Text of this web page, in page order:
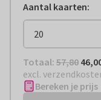
Aantal kaarten:
Totaal: € 46,00
Totaal: 57,80
excl.
Bereken je prijs